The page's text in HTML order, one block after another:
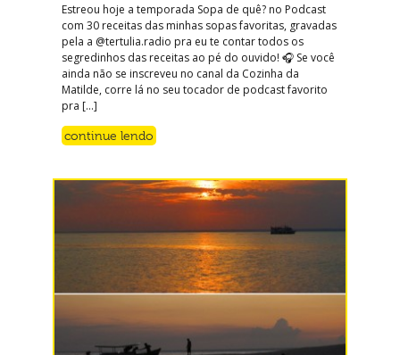
Estreou hoje a temporada Sopa de quê? no Podcast
com 30 receitas das minhas sopas favoritas, gravadas
pela a @tertulia.radio pra eu te contar todos os
segredinhos das receitas ao pé do ouvido! 🎧 Se você
ainda não se inscreveu no canal da Cozinha da
Matilde, corre lá no seu tocador de podcast favorito
pra […]
continue lendo